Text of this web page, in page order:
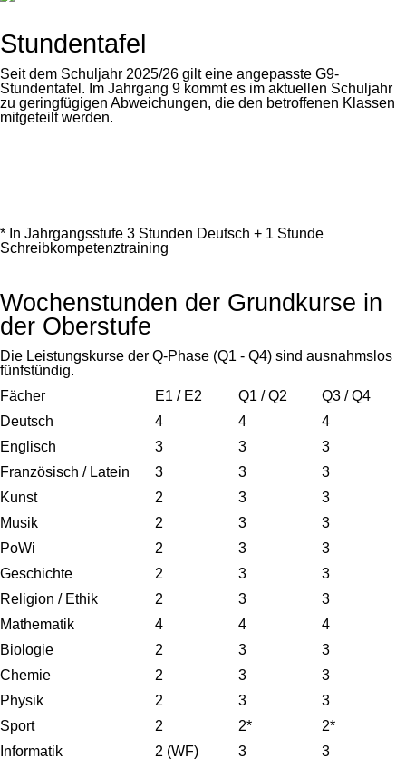
Stundentafel
Seit dem Schuljahr 2025/26 gilt eine angepasste G9-
Stundentafel. Im Jahrgang 9 kommt es im aktuellen Schuljahr
zu geringfügigen Abweichungen, die den betroffenen Klassen
mitgeteilt werden.
* In Jahrgangsstufe 3 Stunden Deutsch + 1 Stunde
Schreibkompetenztraining
Wochenstunden der Grundkurse in
der Oberstufe
Die Leistungskurse der Q-Phase (Q1 - Q4) sind ausnahmslos
fünfstündig.
Fächer
E1 / E2 Q1 / Q2
Q3 / Q4
Deutsch
4 4
4
Englisch
3 3
3
Französisch / Latein
3 3
3
Kunst
2 3
3
Musik
2 3
3
PoWi
2 3
3
Geschichte
2 3
3
Religion / Ethik
2 3
3
Mathematik
4 4
4
Biologie
2 3
3
Chemie
2 3
3
Physik
2 3
3
Sport
2 2*
2*
Informatik
2 (WF) 3
3